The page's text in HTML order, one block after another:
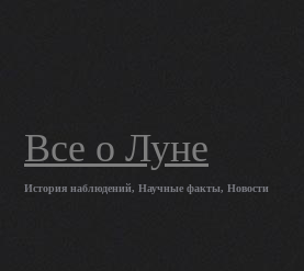
Все о Луне
История наблюдений, Научные факты, Новости